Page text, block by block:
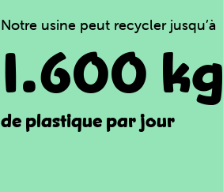
Notre usine peut recycler jusqu’à
1.600 kg
de plastique par jour